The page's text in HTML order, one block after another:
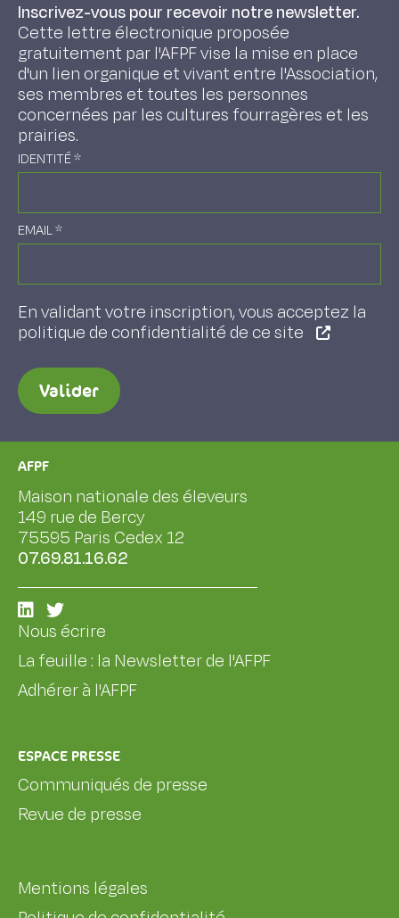
Inscrivez-vous pour recevoir notre newsletter.
Cette lettre électronique proposée
gratuitement par l'AFPF vise la mise en place
d'un lien organique et vivant entre l'Association,
ses membres et toutes les personnes
concernées par les cultures fourragères et les
prairies.
IDENTITÉ*
EMAIL*
En validant votre inscription, vous acceptez la
politique de confidentialité de ce site
Valider
AFPF
Maison nationale des éleveurs
149 rue de Bercy
75595 Paris Cedex 12
07.69.81.16.62
Nous écrire
La feuille : la Newsletter de l'AFPF
Adhérer à l'AFPF
ESPACE PRESSE
Communiqués de presse
Revue de presse
Mentions légales